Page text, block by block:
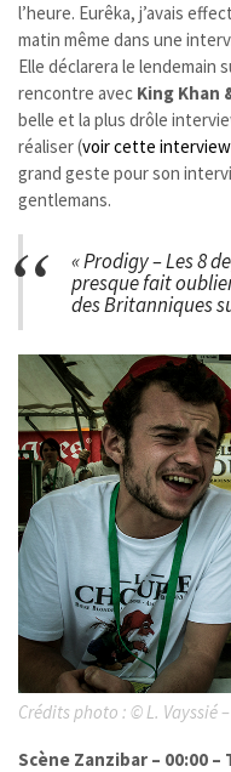
l’heure. Eurêka, j’avais
matin même dans une
Elle déclarera le lendemain
rencontre avec King Khan
belle et la plus drôle
réaliser (voir cette interview
grand geste pour son
gentlemans.
« Prodigy – Les 8
presque fait
des Britanniques
Crédits photo : ©L. Vayssié
Scène Zanzibar – 00:00 –